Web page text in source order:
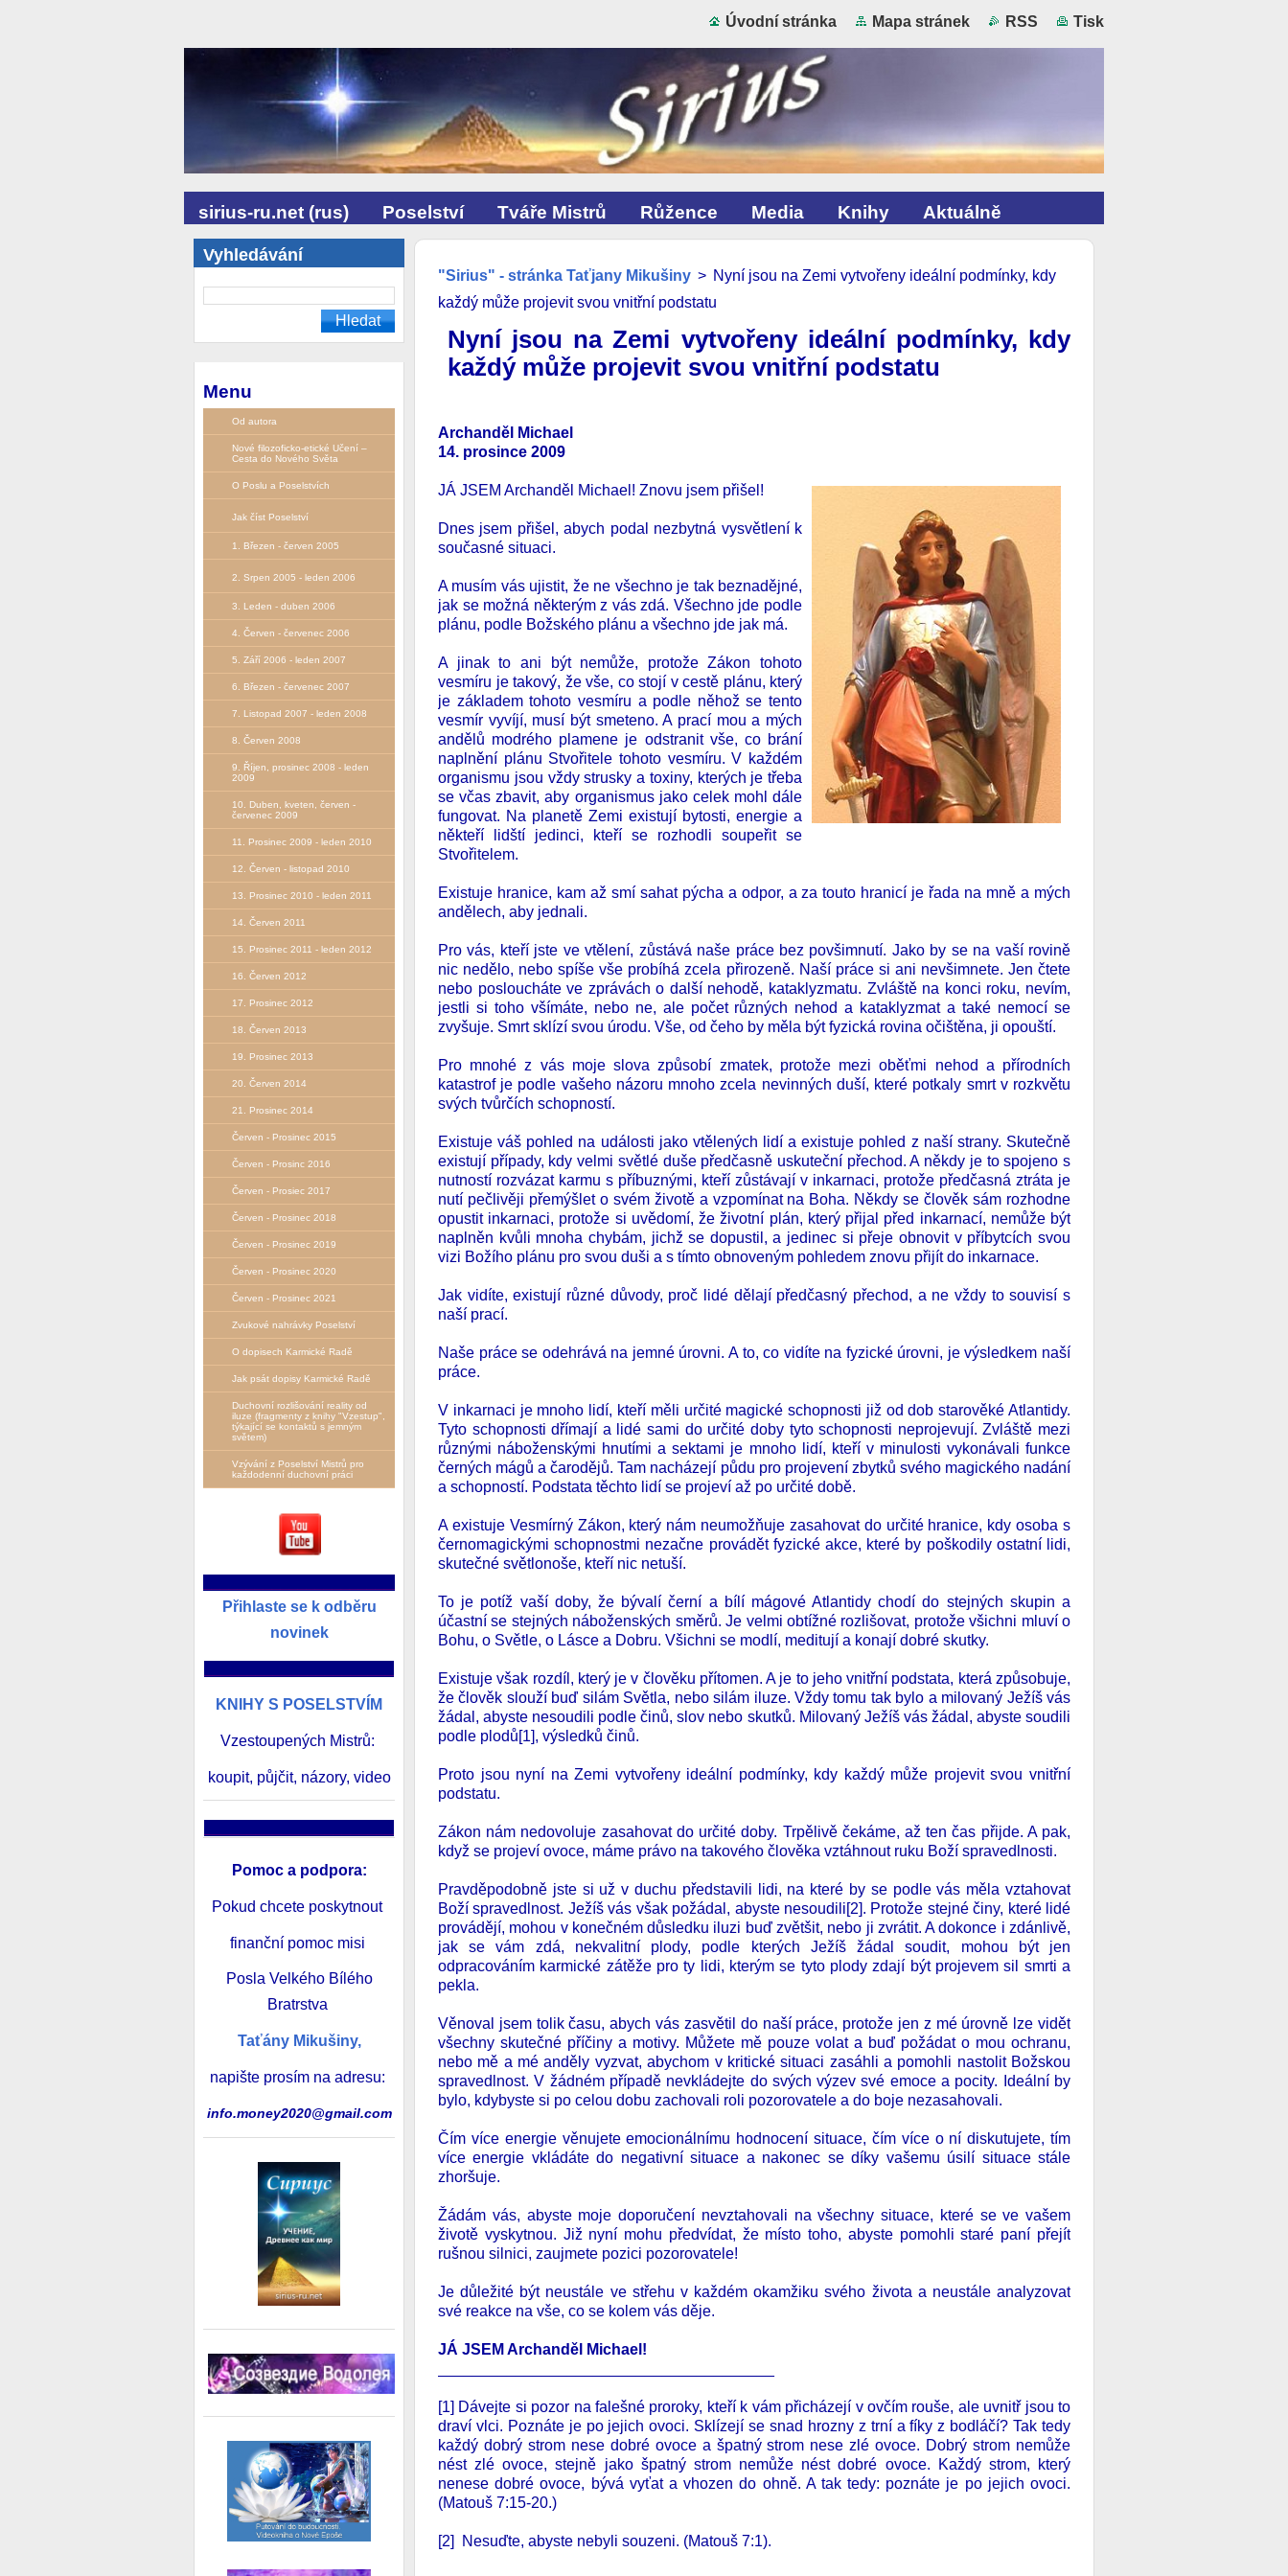
Úvodní stránka Mapa stránek RSS Tisk
sirius-ru.net (rus) Poselství Tváře Mistrů Růžence Media Knihy Aktuálně
Vyhledávání
Menu
Od autora
Nové filozoficko-etické Učení –
Сesta do Nového Světa
O Poslu a Poselstvích
Jak číst Poselství
1. Březen - červen 2005
2. Srpen 2005 - leden 2006
3. Leden - duben 2006
4. Červen - červenec 2006
5. Září 2006 - leden 2007
6. Březen - červenec 2007
7. Listopad 2007 - leden 2008
8. Červen 2008
9. Říjen, prosinec 2008 - leden
2009
10. Duben, kveten, červen -
červenec 2009
11. Prosinec 2009 - leden 2010
12. Červen - listopad 2010
13. Prosinec 2010 - leden 2011
14. Červen 2011
15. Prosinec 2011 - leden 2012
16. Červen 2012
17. Prosinec 2012
18. Červen 2013
19. Prosinec 2013
20. Červen 2014
21. Prosinec 2014
Červen - Prosinec 2015
Červen - Prosinc 2016
Červen - Prosiec 2017
Červen - Prosinec 2018
Červen - Prosinec 2019
Červen - Prosinec 2020
Červen - Prosinec 2021
Zvukové nahrávky Poselství
O dopisech Karmické Radě
Jak psát dopisy Karmické Radě
Duchovní rozlišování reality od
iluze (fragmenty z knihy "Vzestup",
týkající se kontaktů s jemným
světem)
Vzývání z Poselství Mistrů pro
každodenní duchovní práci
Přihlaste se k odběru
novinek
KNIHY S POSELSTVÍM
Vzestoupených Mistrů:
koupit, půjčit, názory, video
Pomoc a podpora:
Pokud chcete poskytnout
finanční pomoc misi
Posla Velkého Bílého
Bratrstva
Taťány Mikušiny,
napište prosím na adresu:
info.money2020@gmail.com
"Sirius" - stránka Taťjany Mikušiny > Nyní jsou na Zemi vytvořeny ideální podmínky, kdy
každý může projevit svou vnitřní podstatu
Nyní jsou na Zemi vytvořeny ideální podmínky, kdy
každý může projevit svou vnitřní podstatu
Archanděl Michael
14. prosince 2009
JÁ JSEM Archanděl Michael! Znovu jsem přišel!
Dnes jsem přišel, abych podal nezbytná vysvětlení k
současné situaci.
A musím vás ujistit, že ne všechno je tak beznadějné,
jak se možná některým z vás zdá. Všechno jde podle
plánu, podle Božského plánu a všechno jde jak má.
A jinak to ani být nemůže, protože Zákon tohoto
vesmíru je takový, že vše, co stojí v cestě plánu, který
je základem tohoto vesmíru a podle něhož se tento
vesmír vyvíjí, musí být smeteno. A prací mou a mých
andělů modrého plamene je odstranit vše, co brání
naplnění plánu Stvořitele tohoto vesmíru. V každém
organismu jsou vždy strusky a toxiny, kterých je třeba
se včas zbavit, aby organismus jako celek mohl dále
fungovat. Na planetě Zemi existují bytosti, energie a
někteří lidští jedinci, kteří se rozhodli soupeřit se
Stvořitelem.
Existuje hranice, kam až smí sahat pýcha a odpor, a za touto hranicí je řada na mně a mých
andělech, aby jednali.
Pro vás, kteří jste ve vtělení, zůstává naše práce bez povšimnutí. Jako by se na vaší rovině
nic nedělo, nebo spíše vše probíhá zcela přirozeně. Naší práce si ani nevšimnete. Jen čtete
nebo posloucháte ve zprávách o další nehodě, kataklyzmatu. Zvláště na konci roku, nevím,
jestli si toho všímáte, nebo ne, ale počet různých nehod a kataklyzmat a také nemocí se
zvyšuje. Smrt sklízí svou úrodu. Vše, od čeho by měla být fyzická rovina očištěna, ji opouští.
Pro mnohé z vás moje slova způsobí zmatek, protože mezi oběťmi nehod a přírodních
katastrof je podle vašeho názoru mnoho zcela nevinných duší, které potkaly smrt v rozkvětu
svých tvůrčích schopností.
Existuje váš pohled na události jako vtělených lidí a existuje pohled z naší strany. Skutečně
existují případy, kdy velmi světlé duše předčasně uskuteční přechod. A někdy je to spojeno s
nutností rozvázat karmu s příbuznými, kteří zůstávají v inkarnaci, protože předčasná ztráta je
nutí pečlivěji přemýšlet o svém životě a vzpomínat na Boha. Někdy se člověk sám rozhodne
opustit inkarnaci, protože si uvědomí, že životní plán, který přijal před inkarnací, nemůže být
naplněn kvůli mnoha chybám, jichž se dopustil, a jedinec si přeje obnovit v příbytcích svou
vizi Božího plánu pro svou duši a s tímto obnoveným pohledem znovu přijít do inkarnace.
Jak vidíte, existují různé důvody, proč lidé dělají předčasný přechod, a ne vždy to souvisí s
naší prací.
Naše práce se odehrává na jemné úrovni. A to, co vidíte na fyzické úrovni, je výsledkem naší
práce.
V inkarnaci je mnoho lidí, kteří měli určité magické schopnosti již od dob starověké Atlantidy.
Tyto schopnosti dřímají a lidé sami do určité doby tyto schopnosti neprojevují. Zvláště mezi
různými náboženskými hnutími a sektami je mnoho lidí, kteří v minulosti vykonávali funkce
černých mágů a čarodějů. Tam nacházejí půdu pro projevení zbytků svého magického nadání
a schopností. Podstata těchto lidí se projeví až po určité době.
A existuje Vesmírný Zákon, který nám neumožňuje zasahovat do určité hranice, kdy osoba s
černomagickými schopnostmi nezačne provádět fyzické akce, které by poškodily ostatní lidi,
skutečné světlonoše, kteří nic netuší.
To je potíž vaší doby, že bývalí černí a bílí mágové Atlantidy chodí do stejných skupin a
účastní se stejných náboženských směrů. Je velmi obtížné rozlišovat, protože všichni mluví o
Bohu, o Světle, o Lásce a Dobru. Všichni se modlí, meditují a konají dobré skutky.
Existuje však rozdíl, který je v člověku přítomen. A je to jeho vnitřní podstata, která způsobuje,
že člověk slouží buď silám Světla, nebo silám iluze. Vždy tomu tak bylo a milovaný Ježíš vás
žádal, abyste nesoudili podle činů, slov nebo skutků. Milovaný Ježíš vás žádal, abyste soudili
podle plodů[1], výsledků činů.
Proto jsou nyní na Zemi vytvořeny ideální podmínky, kdy každý může projevit svou vnitřní
podstatu.
Zákon nám nedovoluje zasahovat do určité doby. Trpělivě čekáme, až ten čas přijde. A pak,
když se projeví ovoce, máme právo na takového člověka vztáhnout ruku Boží spravedlnosti.
Pravděpodobně jste si už v duchu představili lidi, na které by se podle vás měla vztahovat
Boží spravedlnost. Ježíš vás však požádal, abyste nesoudili[2]. Protože stejné činy, které lidé
provádějí, mohou v konečném důsledku iluzi buď zvětšit, nebo ji zvrátit. A dokonce i zdánlivě,
jak se vám zdá, nekvalitní plody, podle kterých Ježíš žádal soudit, mohou být jen
odpracováním karmické zátěže pro ty lidi, kterým se tyto plody zdají být projevem sil smrti a
pekla.
Věnoval jsem tolik času, abych vás zasvětil do naší práce, protože jen z mé úrovně lze vidět
všechny skutečné příčiny a motivy. Můžete mě pouze volat a buď požádat o mou ochranu,
nebo mě a mé anděly vyzvat, abychom v kritické situaci zasáhli a pomohli nastolit Božskou
spravedlnost. V žádném případě nevkládejte do svých výzev své emoce a pocity. Ideální by
bylo, kdybyste si po celou dobu zachovali roli pozorovatele a do boje nezasahovali.
Čím více energie věnujete emocionálnímu hodnocení situace, čím více o ní diskutujete, tím
více energie vkládáte do negativní situace a nakonec se díky vašemu úsilí situace stále
zhoršuje.
Žádám vás, abyste moje doporučení nevztahovali na všechny situace, které se ve vašem
životě vyskytnou. Již nyní mohu předvídat, že místo toho, abyste pomohli staré paní přejít
rušnou silnici, zaujmete pozici pozorovatele!
Je důležité být neustále ve střehu v každém okamžiku svého života a neustále analyzovat
své reakce na vše, co se kolem vás děje.
JÁ JSEM Archanděl Michael!
[1] Dávejte si pozor na falešné proroky, kteří k vám přicházejí v ovčím rouše, ale uvnitř jsou to
draví vlci. Poznáte je po jejich ovoci. Sklízejí se snad hrozny z trní a fíky z bodláčí? Tak tedy
každý dobrý strom nese dobré ovoce a špatný strom nese zlé ovoce. Dobrý strom nemůže
nést zlé ovoce, stejně jako špatný strom nemůže nést dobré ovoce. Každý strom, který
nenese dobré ovoce, bývá vyťat a vhozen do ohně. A tak tedy: poznáte je po jejich ovoci.
(Matouš 7:15-20.)
[2] Nesuďte, abyste nebyli souzeni. (Matouš 7:1).